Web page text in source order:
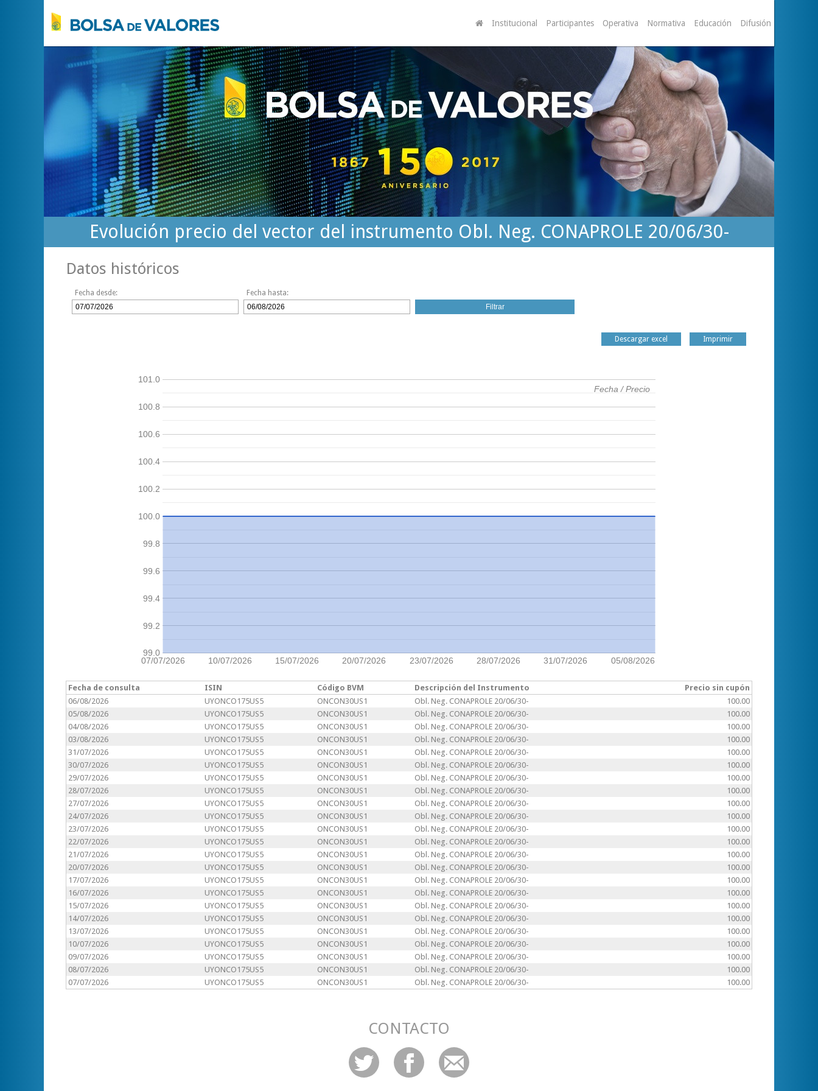
Institucional Participantes Operativa Normativa Educación Difusión
Evolución precio del vector del instrumento Obl. Neg. CONAPROLE 20/06/30-
Datos históricos
Fecha desde: Fecha hasta:
Descargar excel Imprimir
07/07/2026 10/07/2026 15/07/2026 20/07/2026 23/07/2026 28/07/2026 31/07/2026 05/08/2026
99.0
99.2
99.4
99.6
99.8
100.0
100.2
100.4
100.6
100.8
101.0
Fecha / Precio
Fecha / Precio
Fecha de consulta ISIN Código BVM Descripción del Instrumento
Precio sin cupón
06/08/2026
UYONCO175US5 ONCON30US1 Obl. Neg. CONAPROLE 20/06/30-
100.00
05/08/2026
UYONCO175US5 ONCON30US1 Obl. Neg. CONAPROLE 20/06/30-
100.00
04/08/2026
UYONCO175US5 ONCON30US1 Obl. Neg. CONAPROLE 20/06/30-
100.00
03/08/2026
UYONCO175US5 ONCON30US1 Obl. Neg. CONAPROLE 20/06/30-
100.00
31/07/2026
UYONCO175US5 ONCON30US1 Obl. Neg. CONAPROLE 20/06/30-
100.00
30/07/2026
UYONCO175US5 ONCON30US1 Obl. Neg. CONAPROLE 20/06/30-
100.00
29/07/2026
UYONCO175US5 ONCON30US1 Obl. Neg. CONAPROLE 20/06/30-
100.00
28/07/2026
UYONCO175US5 ONCON30US1 Obl. Neg. CONAPROLE 20/06/30-
100.00
27/07/2026
UYONCO175US5 ONCON30US1 Obl. Neg. CONAPROLE 20/06/30-
100.00
24/07/2026
UYONCO175US5 ONCON30US1 Obl. Neg. CONAPROLE 20/06/30-
100.00
23/07/2026
UYONCO175US5 ONCON30US1 Obl. Neg. CONAPROLE 20/06/30-
100.00
22/07/2026
UYONCO175US5 ONCON30US1 Obl. Neg. CONAPROLE 20/06/30-
100.00
21/07/2026
UYONCO175US5 ONCON30US1 Obl. Neg. CONAPROLE 20/06/30-
100.00
20/07/2026
UYONCO175US5 ONCON30US1 Obl. Neg. CONAPROLE 20/06/30-
100.00
17/07/2026
UYONCO175US5 ONCON30US1 Obl. Neg. CONAPROLE 20/06/30-
100.00
16/07/2026
UYONCO175US5 ONCON30US1 Obl. Neg. CONAPROLE 20/06/30-
100.00
15/07/2026
UYONCO175US5 ONCON30US1 Obl. Neg. CONAPROLE 20/06/30-
100.00
14/07/2026
UYONCO175US5 ONCON30US1 Obl. Neg. CONAPROLE 20/06/30-
100.00
13/07/2026
UYONCO175US5 ONCON30US1 Obl. Neg. CONAPROLE 20/06/30-
100.00
10/07/2026
UYONCO175US5 ONCON30US1 Obl. Neg. CONAPROLE 20/06/30-
100.00
09/07/2026
UYONCO175US5 ONCON30US1 Obl. Neg. CONAPROLE 20/06/30-
100.00
08/07/2026
UYONCO175US5 ONCON30US1 Obl. Neg. CONAPROLE 20/06/30-
100.00
07/07/2026
UYONCO175US5 ONCON30US1 Obl. Neg. CONAPROLE 20/06/30- 100.00
CONTACTO